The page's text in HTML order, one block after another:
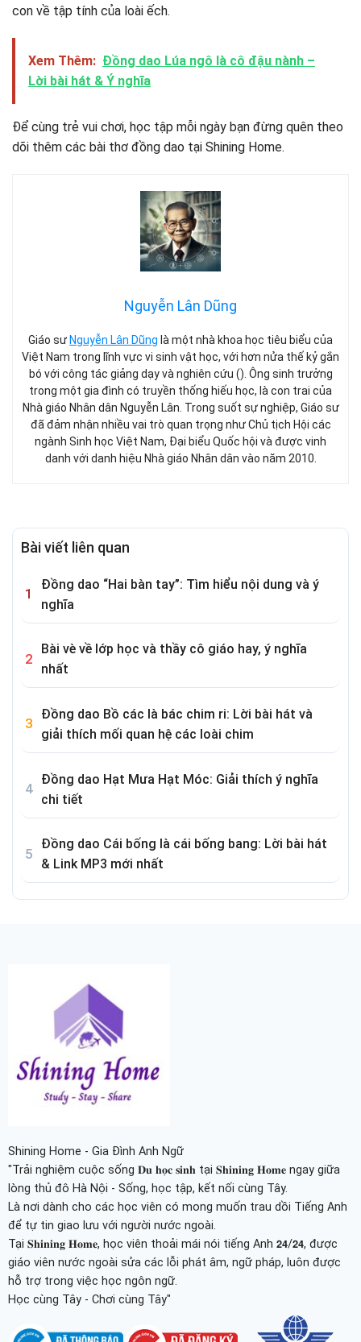
con về tập tính của loài ếch.
Xem Thêm: Đồng dao Lúa ngô là cô đậu nành –
Lời bài hát & Ý nghĩa
Để cùng trẻ vui chơi, học tập mỗi ngày bạn đừng quên theo
dõi thêm các bài thơ đồng dao tại Shining Home.
Nguyễn Lân Dũng
Giáo sư Nguyễn Lân Dũng là một nhà khoa học tiêu biểu của
Việt Nam trong lĩnh vực vi sinh vật học, với hơn nửa thế kỷ gắn
bó với công tác giảng dạy và nghiên cứu (). Ông sinh trưởng
trong một gia đình có truyền thống hiếu học, là con trai của
Nhà giáo Nhân dân Nguyễn Lân. Trong suốt sự nghiệp, Giáo sư
đã đảm nhận nhiều vai trò quan trọng như Chủ tịch Hội các
ngành Sinh học Việt Nam, Đại biểu Quốc hội và được vinh
danh với danh hiệu Nhà giáo Nhân dân vào năm 2010.
Bài viết liên quan
Đồng dao “Hai bàn tay”: Tìm hiểu nội dung và ý
nghĩa
Bài vè về lớp học và thầy cô giáo hay, ý nghĩa
nhất
Đồng dao Bồ các là bác chim ri: Lời bài hát và
giải thích mối quan hệ các loài chim
Đồng dao Hạt Mưa Hạt Móc: Giải thích ý nghĩa
chi tiết
Đồng dao Cái bống là cái bống bang: Lời bài hát
& Link MP3 mới nhất
Shining Home - Gia Đình Anh Ngữ
"Trải nghiệm cuộc sống 𝐃𝐮 𝐡𝐨̣𝐜 𝐬𝐢𝐧𝐡 tại 𝐒𝐡𝐢𝐧𝐢𝐧𝐠 𝐇𝐨𝐦𝐞 ngay giữa
lòng thủ đô Hà Nội - Sống, học tập, kết nối cùng Tây.
Là nơi dành cho các học viên có mong muốn trau dồi Tiếng Anh
để tự tin giao lưu với người nước ngoài.
Tại 𝐒𝐡𝐢𝐧𝐢𝐧𝐠 𝐇𝐨𝐦𝐞, học viên thoải mái nói tiếng Anh 𝟮𝟰/𝟮𝟰, được
giáo viên nước ngoài sửa các lỗi phát âm, ngữ pháp, luôn được
hỗ trợ trong việc học ngôn ngữ.
Học cùng Tây - Chơi cùng Tây"